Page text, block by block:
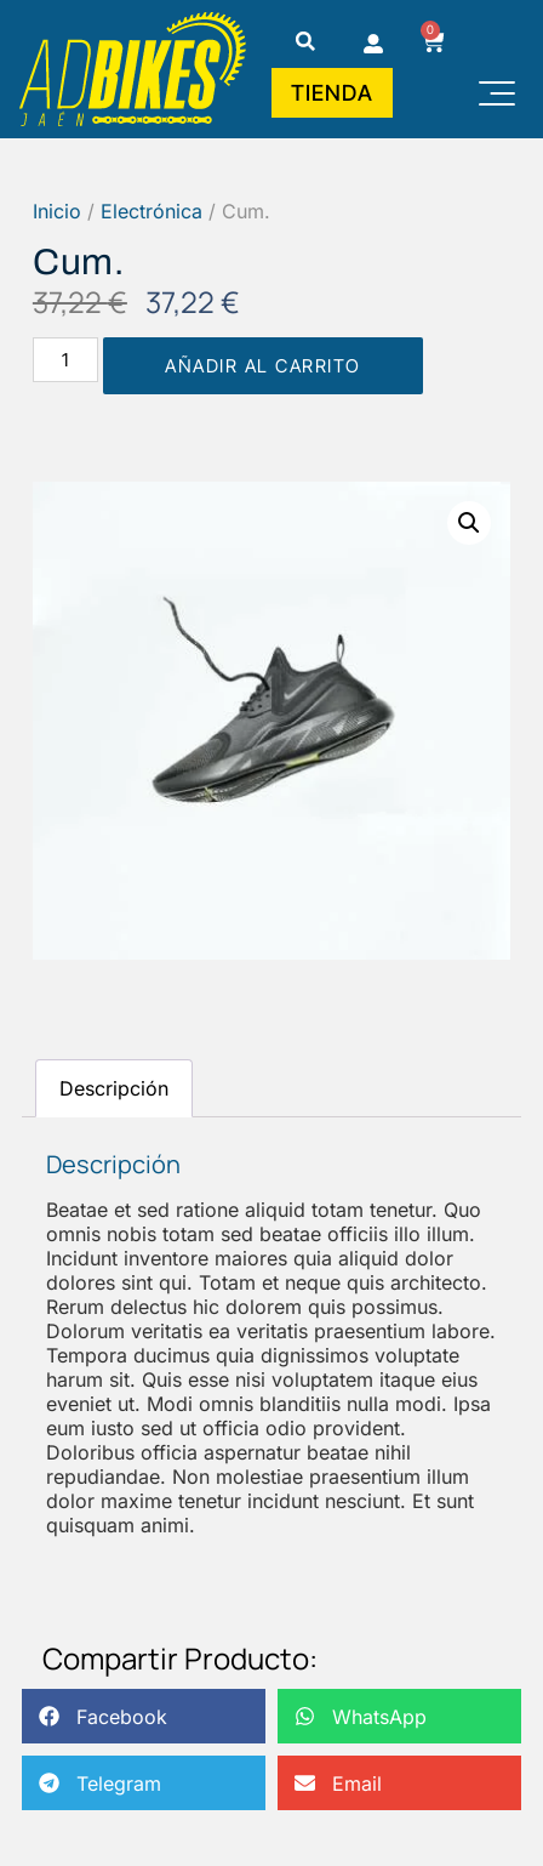
TIENDA
0
Inicio / Electrónica / Cum.
Cum.
37,22€ 37,22€
AÑADIR AL CARRITO
Descripción
Descripción
Beatae et sed ratione aliquid totam tenetur. Quo
omnis nobis totam sed beatae officiis illo illum.
Incidunt inventore maiores quia aliquid dolor
dolores sint qui. Totam et neque quis architecto.
Rerum delectus hic dolorem quis possimus.
Dolorum veritatis ea veritatis praesentium labore.
Tempora ducimus quia dignissimos voluptate
harum sit. Quis esse nisi voluptatem itaque eius
eveniet ut. Modi omnis blanditiis nulla modi. Ipsa
eum iusto sed ut officia odio provident.
Doloribus officia aspernatur beatae nihil
repudiandae. Non molestiae praesentium illum
dolor maxime tenetur incidunt nesciunt. Et sunt
quisquam animi.
Compartir Producto:
Facebook WhatsApp
Telegram Email